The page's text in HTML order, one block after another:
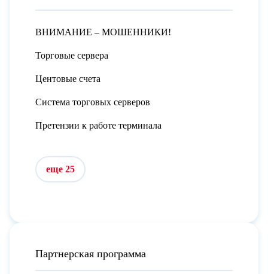
ВНИМАНИЕ – МОШЕННИКИ!
Торговые сервера
Центовые счета
Система торговых серверов
Претензии к работе терминала
еще 25
Партнерская программа